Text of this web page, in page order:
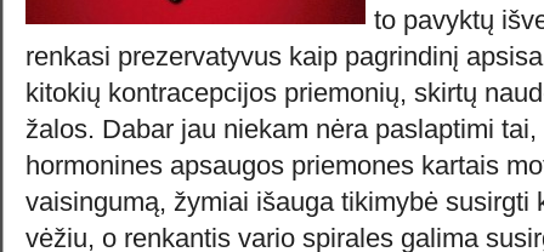
to pavyktų
renkasi prezervatyvus kaip pagrindinį
kitokių kontracepcijos priemonių, skirtų
žalos. Dabar jau niekam nėra paslaptimi
hormonines apsaugos priemones kartais
vaisingumą, žymiai išauga tikimybė susirgti
vėžiu, o renkantis vario spirales galima